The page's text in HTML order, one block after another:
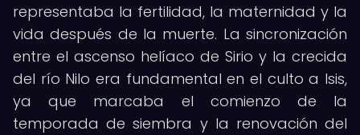
representaba la fertilidad, la maternidad y la
vida después de la muerte. La sincronización
entre el ascenso helíaco de Sirio y la crecida
del río Nilo era fundamental en el culto a Isis,
ya que marcaba el comienzo de la
temporada de siembra y la renovación del